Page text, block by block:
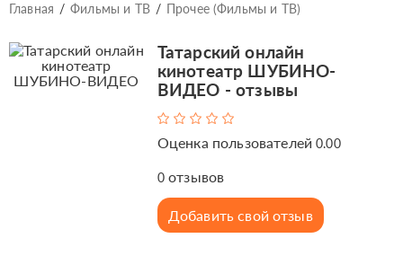
Главная Фильмы и ТВ Прочее (Фильмы и ТВ)
Татарский онлайн
кинотеатр ШУБИНО-
ВИДЕО - отзывы
Оценка пользователей0.00
0отзывов
Добавить свой отзыв